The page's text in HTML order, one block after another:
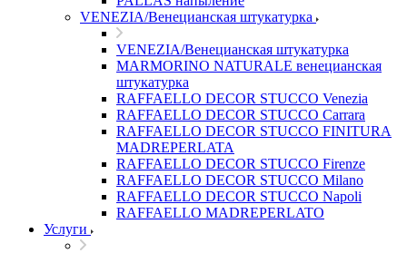
VENEZIA/Венецианская штукатурка
VENEZIA/Венецианская штукатурка
MARMORINO NATURALE венецианская
штукатурка
RAFFAELLO DECOR STUCCO Venezia
RAFFAELLO DECOR STUCCO Carrara
RAFFAELLO DECOR STUCCO FINITURA
MADREPERLATA
RAFFAELLO DECOR STUCCO Firenze
RAFFAELLO DECOR STUCCO Milano
RAFFAELLO DECOR STUCCO Napoli
RAFFAELLO MADREPERLATO
Услуги